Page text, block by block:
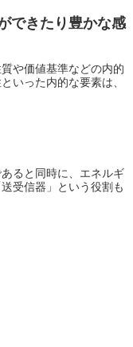
できたり豊かな感
や価値基準などの内的
いった内的な要素は、
ると同時に、エネルギ
受信器」という役割も